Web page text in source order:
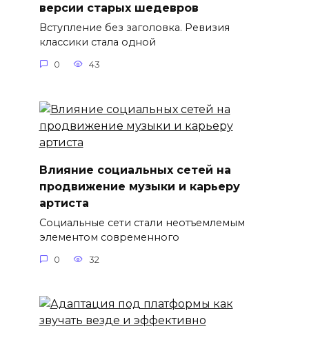
версии старых шедевров
Вступление без заголовка. Ревизия
классики стала одной
0 43
Влияние социальных сетей на
продвижение музыки и карьеру
артиста
Социальные сети стали неотъемлемым
элементом современного
0 32